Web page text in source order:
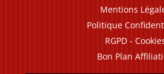
Mentions
Politique
RGPD -
Bon Plan